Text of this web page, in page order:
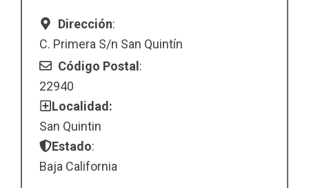
Dirección:
C. Primera S/n San Quintín
Código Postal:
22940
Localidad:
San Quintin
Estado:
Baja California